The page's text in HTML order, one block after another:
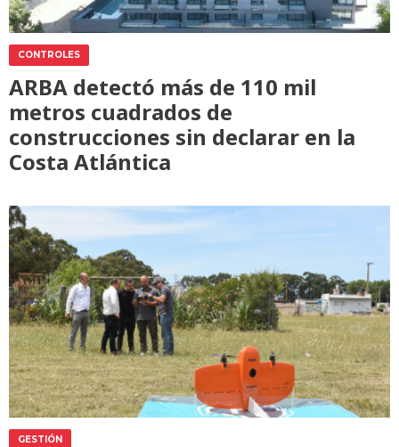
CONTROLES
ARBA detectó más de 110 mil
metros cuadrados de
construcciones sin declarar en la
Costa Atlántica
GESTIÓN